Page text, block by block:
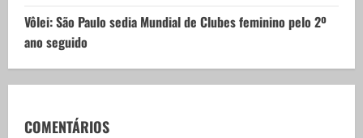
Vôlei: São Paulo sedia Mundial de Clubes feminino pelo 2º
ano seguido
COMENTÁRIOS